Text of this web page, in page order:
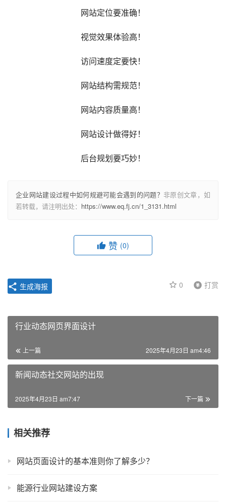
网站定位要准确！
视觉效果体验高！
访问速度定要快！
网站结构需规范！
网站内容质量高！
网站设计做得好！
后台规划要巧妙！
企业网站建设过程中如何规避可能会遇到的问题？非原创文章，如
若转载，请注明出处： https://www.eq.fj.cn/1_3131.html
赞 (0)
0 打赏
生成海报
行业动态网页界面设计
上一篇 2025年4月23日 am4:46
新闻动态社交网站的出现
下一篇
2025年4月23日 am7:47
相关推荐
网站页面设计的基本准则你了解多少？
能源行业网站建设方案